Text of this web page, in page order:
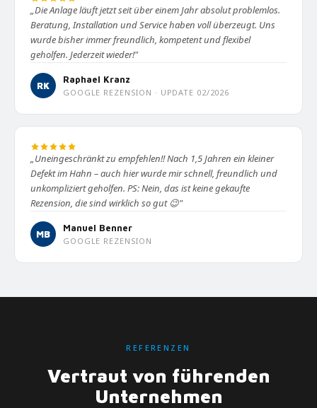
„Die Anlage läuft jetzt seit über einem Jahr absolut problemlos.
Beratung, Installation und Service haben voll überzeugt. Uns
wurde bisher immer freundlich, kompetent und flexibel
geholfen. Jederzeit wieder!"
RK
Raphael Kranz
GOOGLE REZENSION · UPDATE 02/2026
„Uneingeschränkt zu empfehlen!! Nach 1,5 Jahren ein kleiner
Defekt im Hahn – auch hier wurde mir schnell, freundlich und
unkompliziert geholfen. PS: Nein, das ist keine gekaufte
Rezension, die sind wirklich so gut 😉"
MB
Manuel Benner
GOOGLE REZENSION
REFERENZEN
Vertraut von führenden
Unternehmen